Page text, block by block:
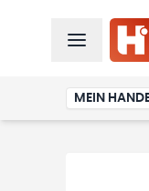
MEIN